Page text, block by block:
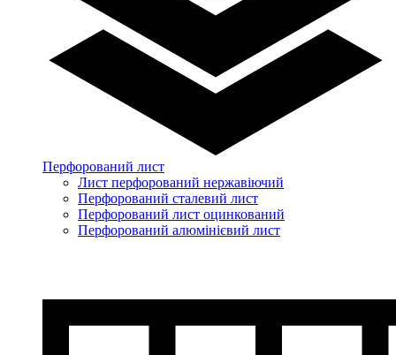
Перфорований лист
Лист перфорований нержавіючий
Перфорований сталевий лист
Перфорований лист оцинкований
Перфорований алюмінієвий лист